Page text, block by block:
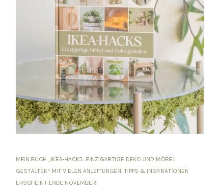
MEIN BUCH „IKEA-HACKS: EINZIGARTIGE DEKO UND MÖBEL
GESTALTEN“ MIT VIELEN ANLEITUNGEN, TIPPS & INSPIRATIONEN
ERSCHEINT ENDE NOVEMBER!